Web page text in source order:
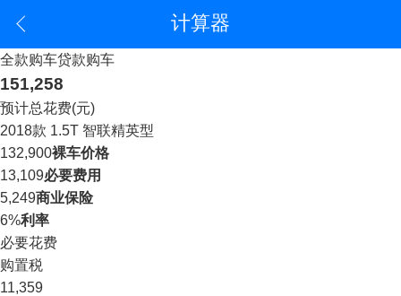
计算器
全款购车贷款购车
151,258
预计总花费(元)
2018款 1.5T 智联精英型
132,900裸车价格
13,109必要费用
5,249商业保险
6%利率
必要花费
购置税
11,359